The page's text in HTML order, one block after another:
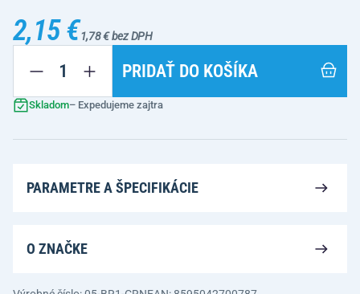
2,15 €1,78 € bez DPH
PRIDAŤ DO KOŠÍKA
Skladom– Expedujeme zajtra
PARAMETRE A ŠPECIFIKÁCIE
O ZNAČKE